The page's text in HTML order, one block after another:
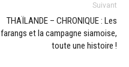
Suivant
THAÏLANDE – CHRONIQUE : Les
farangs et la campagne siamoise,
toute une histoire !